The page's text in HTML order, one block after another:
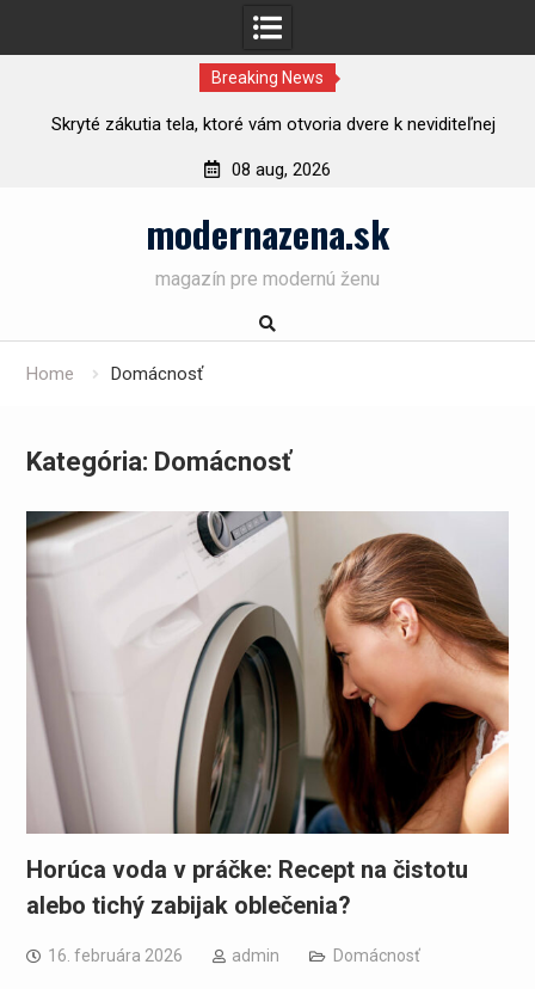
Breaking News
Skryté zákutia tela, ktoré vám otvoria dvere k neviditeľnej
08 aug, 2026
modernazena.sk
magazín pre modernú ženu
Home Domácnosť
Kategória: Domácnosť
Horúca voda v práčke: Recept na čistotu
alebo tichý zabijak oblečenia?
16. februára 2026 admin Domácnosť